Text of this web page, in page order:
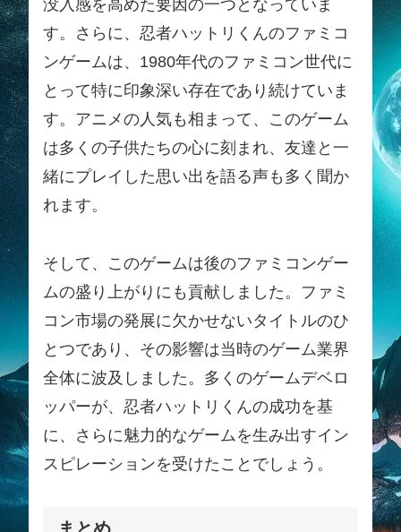
没入感を高めた要因の一つとなっていま
す。さらに、忍者ハットリくんのファミコ
ンゲームは、1980年代のファミコン世代に
とって特に印象深い存在であり続けていま
す。アニメの人気も相まって、このゲーム
は多くの子供たちの心に刻まれ、友達と一
緒にプレイした思い出を語る声も多く聞か
れます。
そして、このゲームは後のファミコンゲー
ムの盛り上がりにも貢献しました。ファミ
コン市場の発展に欠かせないタイトルのひ
とつであり、その影響は当時のゲーム業界
全体に波及しました。多くのゲームデベロ
ッパーが、忍者ハットリくんの成功を基
に、さらに魅力的なゲームを生み出すイン
スピレーションを受けたことでしょう。